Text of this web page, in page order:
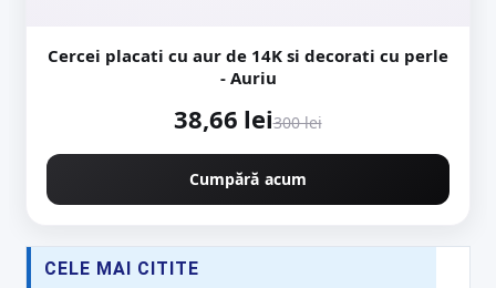
Cercei placati cu aur de 14K si decorati cu perle
- Auriu
38,66 lei300 lei
Cumpără acum
CELE MAI CITITE